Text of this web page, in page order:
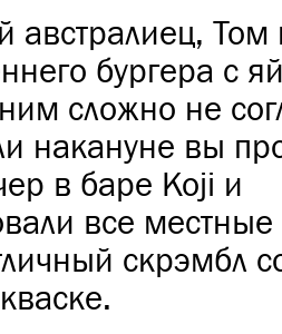
австралиец, Том
бургера с
сложно не
накануне вы
в баре Koji и
все
скрэмбл